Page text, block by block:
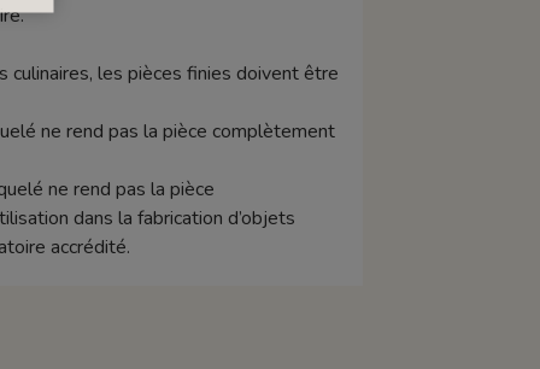
culinaires, les pièces finies doivent être
ne rend pas la pièce complètement
ne rend pas la pièce
dans la fabrication d’objets
accrédité.